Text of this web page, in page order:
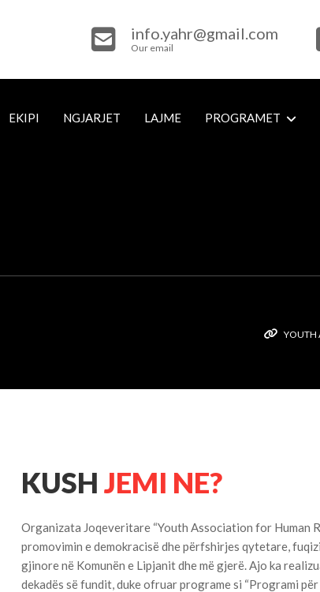
info.yahr@gmail.com
Our email
EKIPI NGJARJET LAJME PROGRAMET
YOUTH
KUSH JEMI NE?
Organizata Joqeveritare “Youth Association for Human
promovimin e demokracisë dhe përfshirjes qytetare,
gjinore në Komunën e Lipjanit dhe më gjerë. Ajo ka
dekadës së fundit, duke ofruar programe si “Programi